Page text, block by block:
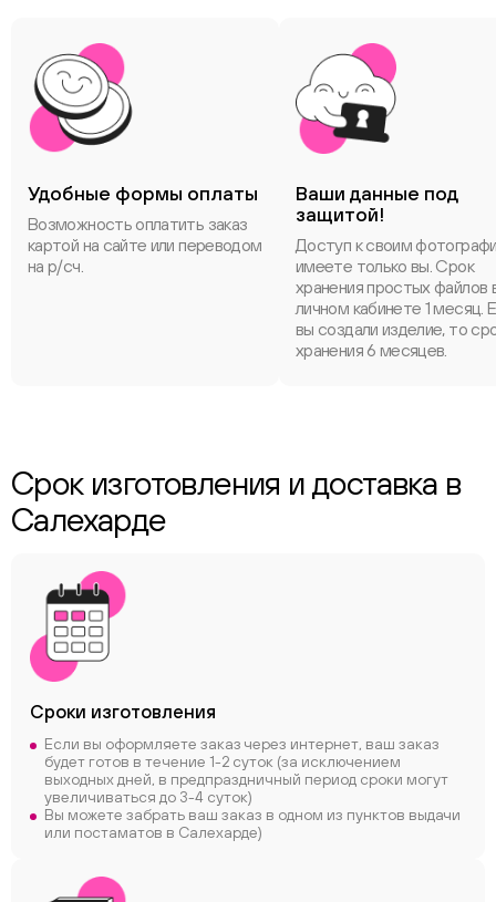
Удобные формы оплаты
Возможность оплатить заказ
картой на сайте или переводом
на р/сч.
Ваши данные под
защитой!
Доступ к своим
имеете только вы. Срок
хранения простых файлов
личном кабинете 1 месяц.
вы создали изделие, то
хранения 6 месяцев.
Срок изготовления и доставка в
Салехарде
Сроки изготовления
Если вы оформляете заказ через интернет, ваш заказ
будет готов в течение 1-2 суток (за исключением
выходных дней, в предпраздничный период сроки могут
увеличиваться до 3-4 суток)
Вы можете забрать ваш заказ в одном из пунктов выдачи
или постаматов в Салехарде)